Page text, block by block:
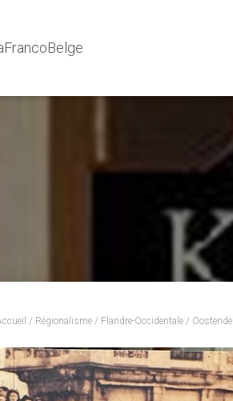
/ Régionalisme / Flandre-Occidentale / Oostende